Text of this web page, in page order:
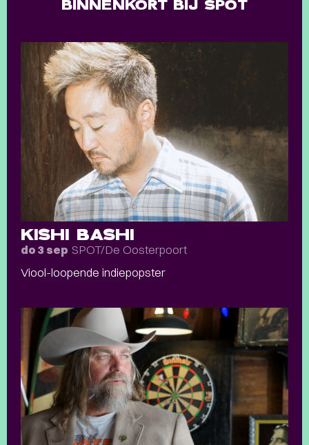
BINNENKORT BIJ SPOT
KISHI BASHI
do 3 sep SPOT/De Oosterpoort
Viool-loopende indiepopster